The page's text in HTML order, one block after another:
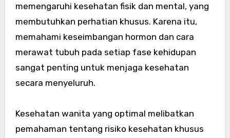
memengaruhi kesehatan fisik dan mental, yang
membutuhkan perhatian khusus. Karena itu,
memahami keseimbangan hormon dan cara
merawat tubuh pada setiap fase kehidupan
sangat penting untuk menjaga kesehatan
secara menyeluruh.
Kesehatan wanita yang optimal melibatkan
pemahaman tentang risiko kesehatan khusus